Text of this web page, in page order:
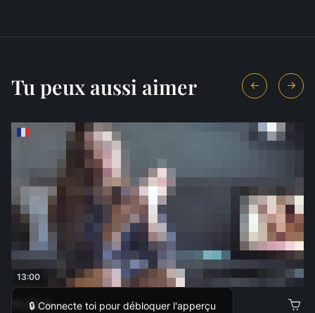
Tu peux aussi aimer
13:00
🔒 Connecte toi pour débloquer l'apperçu
15,00 €